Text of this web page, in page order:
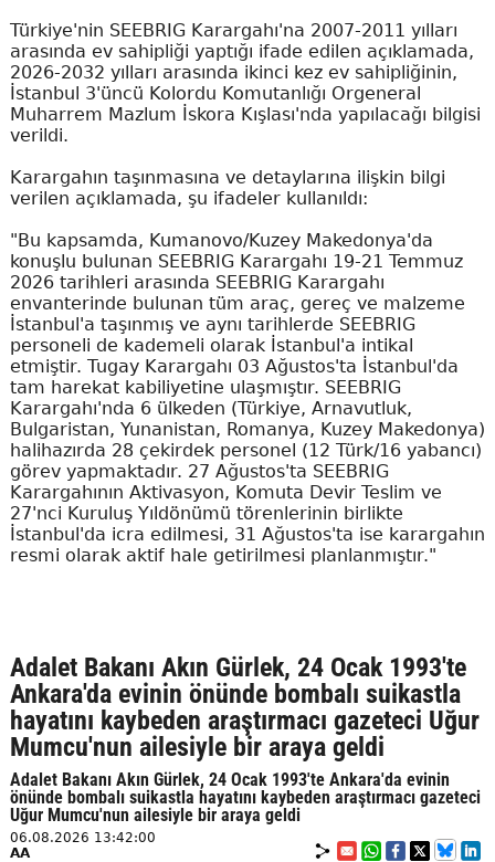
Türkiye'nin SEEBRIG Karargahı'na 2007-2011 yılları
arasında ev sahipliği yaptığı ifade edilen açıklamada,
2026-2032 yılları arasında ikinci kez ev sahipliğinin,
İstanbul 3'üncü Kolordu Komutanlığı Orgeneral
Muharrem Mazlum İskora Kışlası'nda yapılacağı bilgisi
verildi.
Karargahın taşınmasına ve detaylarına ilişkin bilgi
verilen açıklamada, şu ifadeler kullanıldı:
"Bu kapsamda, Kumanovo/Kuzey Makedonya'da
konuşlu bulunan SEEBRIG Karargahı 19-21 Temmuz
2026 tarihleri arasında SEEBRIG Karargahı
envanterinde bulunan tüm araç, gereç ve malzeme
İstanbul'a taşınmış ve aynı tarihlerde SEEBRIG
personeli de kademeli olarak İstanbul'a intikal
etmiştir. Tugay Karargahı 03 Ağustos'ta İstanbul'da
tam harekat kabiliyetine ulaşmıştır. SEEBRIG
Karargahı'nda 6 ülkeden (Türkiye, Arnavutluk,
Bulgaristan, Yunanistan, Romanya, Kuzey Makedonya)
halihazırda 28 çekirdek personel (12 Türk/16 yabancı)
görev yapmaktadır. 27 Ağustos'ta SEEBRIG
Karargahının Aktivasyon, Komuta Devir Teslim ve
27'nci Kuruluş Yıldönümü törenlerinin birlikte
İstanbul'da icra edilmesi, 31 Ağustos'ta ise karargahın
resmi olarak aktif hale getirilmesi planlanmıştır."
Adalet Bakanı Akın Gürlek, 24 Ocak 1993'te
Ankara'da evinin önünde bombalı suikastla
hayatını kaybeden araştırmacı gazeteci Uğur
Mumcu'nun ailesiyle bir araya geldi
Adalet Bakanı Akın Gürlek, 24 Ocak 1993'te Ankara'da evinin
önünde bombalı suikastla hayatını kaybeden araştırmacı gazeteci
Uğur Mumcu'nun ailesiyle bir araya geldi
06.08.2026 13:42:00
AA